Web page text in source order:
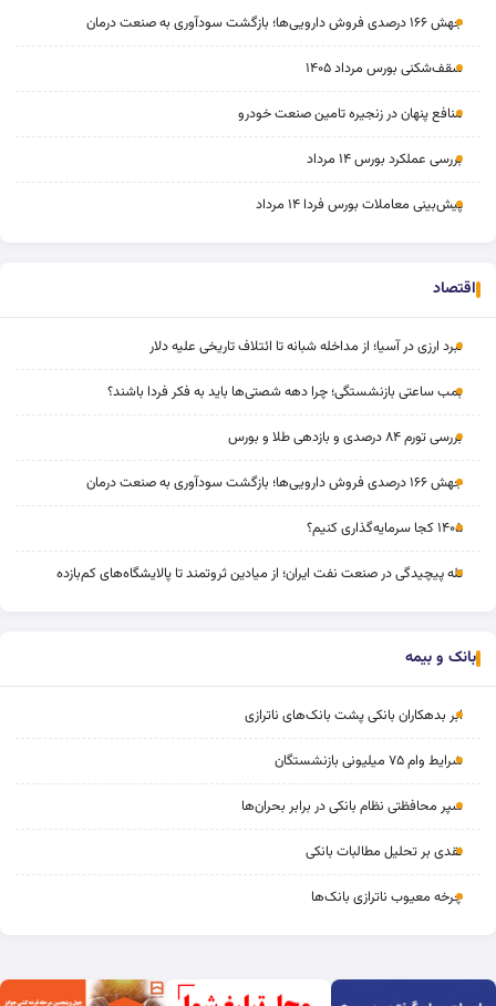
جهش ۱۶۶ درصدی فروش دارویی‌ها؛ بازگشت سودآوری به صنعت درمان
سقف‌شکنی بورس مرداد ۱۴۰۵
منافع پنهان در زنجیره تامین صنعت خودرو
بررسی عملکرد بورس ۱۴ مرداد
پیش‌بینی معاملات بورس فردا ۱۴ مرداد
اقتصاد
نبرد ارزی در آسیا؛ از مداخله‌ شبانه تا ائتلاف تاریخی علیه دلار
بمب ساعتی بازنشستگی؛ چرا دهه شصتی‌ها باید به فکر فردا باشند؟
بررسی تورم ۸۴ درصدی و بازدهی طلا و بورس
جهش ۱۶۶ درصدی فروش دارویی‌ها؛ بازگشت سودآوری به صنعت درمان
۱۴۰۵ کجا سرمایه‌گذاری کنیم؟
تله پیچیدگی در صنعت نفت ایران؛ از میادین ثروتمند تا پالایشگاه‌های کم‌بازده
بانک و بیمه
ابر بدهکاران بانکی پشت بانک‌های ناترازی
شرایط وام ۷۵ میلیونی بازنشستگان
سپر محافظتی نظام بانکی در برابر بحران‌ها
نقدی بر تحلیل مطالبات بانکی
چرخه‌ معیوب ناترازی بانک‌ها